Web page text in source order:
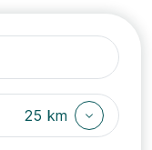
25 km